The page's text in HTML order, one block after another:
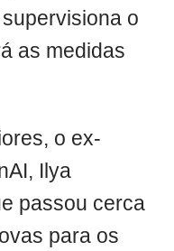
o
as medidas
o ex-
Ilya
passou cerca
para os